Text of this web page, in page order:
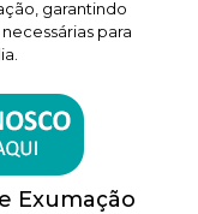
garantindo
para
Exumação